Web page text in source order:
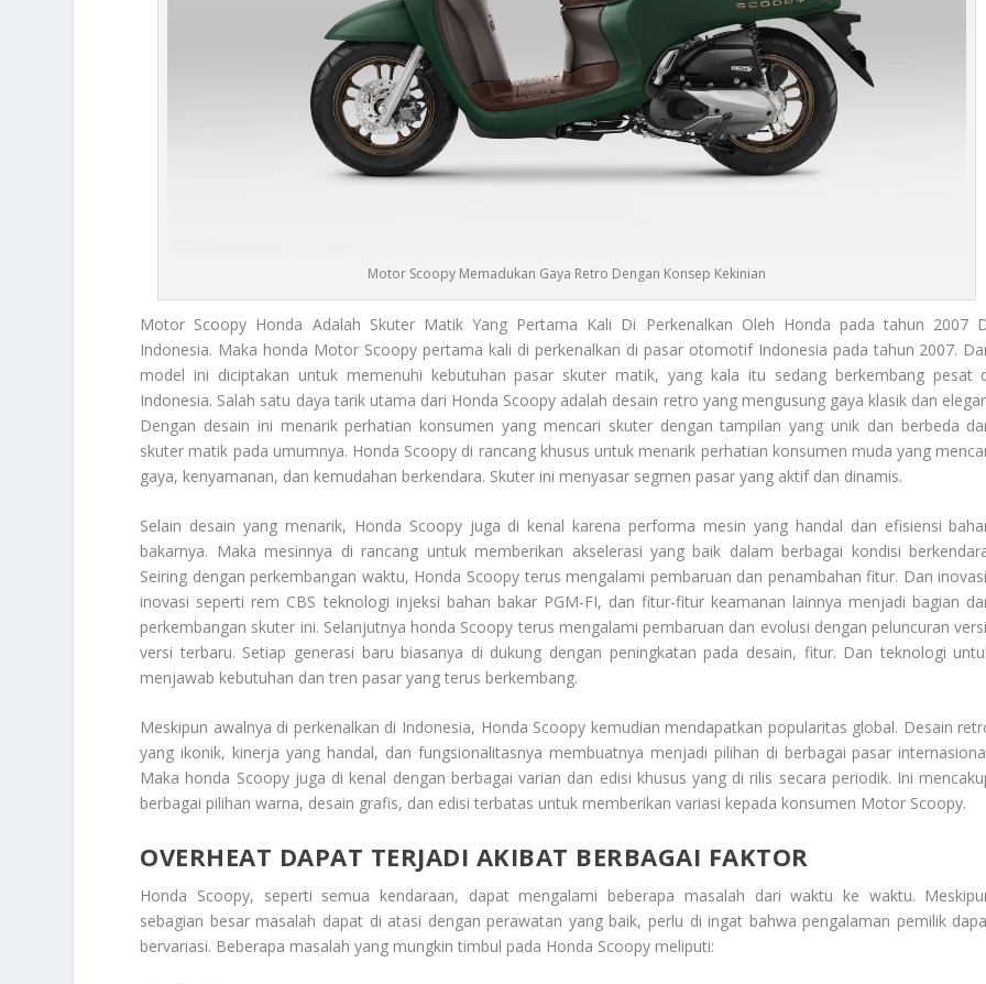
Motor Scoopy Memadukan Gaya Retro Dengan Konsep Kekinian
Motor Scoopy Honda Adalah Skuter Matik Yang Pertama Kali Di Perkenalkan Oleh Honda pada tahun 2007
Indonesia. Maka honda Motor Scoopy pertama kali di perkenalkan di pasar otomotif Indonesia pada tahun 2007.
model ini diciptakan untuk memenuhi kebutuhan pasar skuter matik, yang kala itu sedang berkembang pesat
Indonesia. Salah satu daya tarik utama dari Honda Scoopy adalah desain retro yang mengusung gaya klasik dan
Dengan desain ini menarik perhatian konsumen yang mencari skuter dengan tampilan yang unik dan berbeda
skuter matik pada umumnya. Honda Scoopy di rancang khusus untuk menarik perhatian konsumen muda yang
gaya, kenyamanan, dan kemudahan berkendara. Skuter ini menyasar segmen pasar yang aktif dan dinamis.
Selain desain yang menarik, Honda Scoopy juga di kenal karena performa mesin yang handal dan efisiensi
bakarnya. Maka mesinnya di rancang untuk memberikan akselerasi yang baik dalam berbagai kondisi
Seiring dengan perkembangan waktu, Honda Scoopy terus mengalami pembaruan dan penambahan fitur. Dan
inovasi seperti rem CBS teknologi injeksi bahan bakar PGM-FI, dan fitur-fitur keamanan lainnya menjadi bagian
perkembangan skuter ini. Selanjutnya honda Scoopy terus mengalami pembaruan dan evolusi dengan peluncuran
versi terbaru. Setiap generasi baru biasanya di dukung dengan peningkatan pada desain, fitur. Dan teknologi
menjawab kebutuhan dan tren pasar yang terus berkembang.
Meskipun awalnya di perkenalkan di Indonesia, Honda Scoopy kemudian mendapatkan popularitas global. Desain
yang ikonik, kinerja yang handal, dan fungsionalitasnya membuatnya menjadi pilihan di berbagai pasar
Maka honda Scoopy juga di kenal dengan berbagai varian dan edisi khusus yang di rilis secara periodik. Ini
berbagai pilihan warna, desain grafis, dan edisi terbatas untuk memberikan variasi kepada konsumen Motor Scoopy.
OVERHEAT DAPAT TERJADI AKIBAT BERBAGAI FAKTOR
Honda Scoopy, seperti semua kendaraan, dapat mengalami beberapa masalah dari waktu ke waktu.
sebagian besar masalah dapat di atasi dengan perawatan yang baik, perlu di ingat bahwa pengalaman pemilik
bervariasi. Beberapa masalah yang mungkin timbul pada Honda Scoopy meliputi: